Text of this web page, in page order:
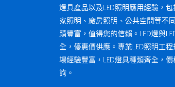
燈具產品以及LED照明應用經驗，
家照明、廠房照明、公共空間等不
蹟豐富，值得您的信賴。LED燈與
全，優惠價供應。專業LED照明工
場經驗豐富，LED燈具種類齊全，
詢。